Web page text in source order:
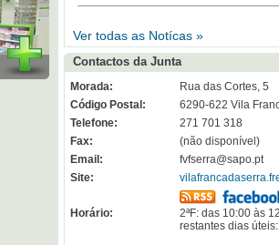
Ver todas as Notícas »
Contactos da Junta
Morada:
Rua das Cortes, 5
Código Postal:
6290-622 Vila
Telefone:
271 701 318
Fax:
(não disponível)
Email:
fvfserra@sapo.pt
Site:
Horário:
2ªF: das 10:00 às
restantes dias